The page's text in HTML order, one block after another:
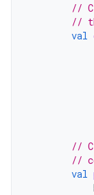
//
//
val
//
//
val